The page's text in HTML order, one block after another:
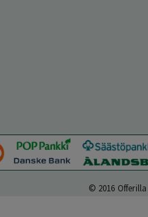
© 2016 Offerilla